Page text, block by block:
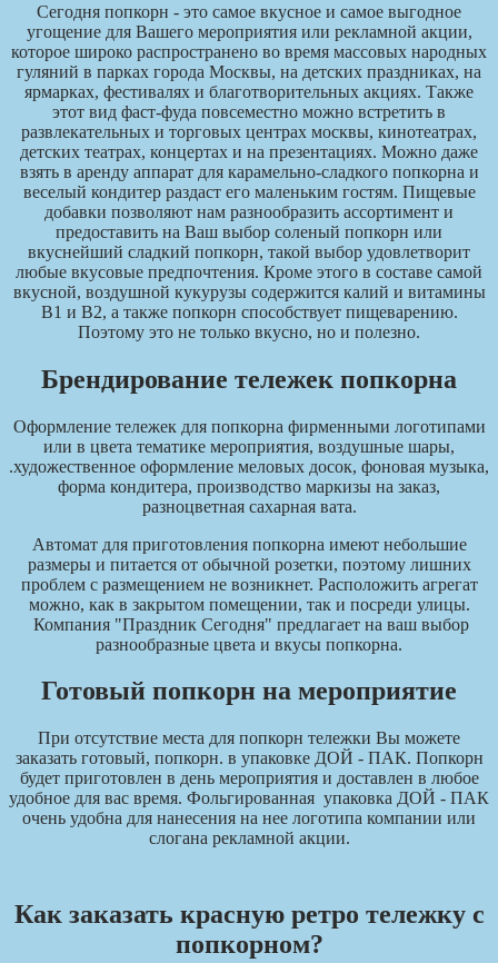
Сегодня попкорн - это самое вкусное и самое выгодное
угощение для Вашего мероприятия или рекламной акции,
которое широко распространено во время массовых народных
гуляний в парках города Москвы, на детских праздниках, на
ярмарках, фестивалях и благотворительных акциях. Также
этот вид фаст-фуда повсеместно можно встретить в
развлекательных и торговых центрах москвы, кинотеатрах,
детских театрах, концертах и на презентациях. Можно даже
взять в аренду аппарат для карамельно-сладкого попкорна и
веселый кондитер раздаст его маленьким гостям. Пищевые
добавки позволяют нам разнообразить ассортимент и
предоставить на Ваш выбор соленый попкорн или
вкуснейший сладкий попкорн, такой выбор удовлетворит
любые вкусовые предпочтения. Кроме этого в составе самой
вкусной, воздушной кукурузы содержится калий и витамины
В1 и В2, а также попкорн способствует пищеварению.
Поэтому это не только вкусно, но и полезно.
Брендирование тележек попкорна
Оформление тележек для попкорна фирменными логотипами
или в цвета тематике мероприятия, воздушные шары,
.художественное оформление меловых досок, фоновая музыка,
форма кондитера, производство маркизы на заказ,
разноцветная сахарная вата.
Автомат для приготовления попкорна имеют небольшие
размеры и питается от обычной розетки, поэтому лишних
проблем с размещением не возникнет. Расположить агрегат
можно, как в закрытом помещении, так и посреди улицы.
Компания "Праздник Сегодня" предлагает на ваш выбор
разнообразные цвета и вкусы попкорна.
Готовый попкорн на мероприятие
При отсутствие места для попкорн тележки Вы можете
заказать готовый, попкорн. в упаковке ДОЙ - ПАК. Попкорн
будет приготовлен в день мероприятия и доставлен в любое
удобное для вас время. Фольгированная упаковка ДОЙ - ПАК
очень удобна для нанесения на нее логотипа компании или
слогана рекламной акции.
Как заказать красную ретро тележку с
попкорном?